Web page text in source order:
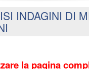
INDAGINI DI
la pagina